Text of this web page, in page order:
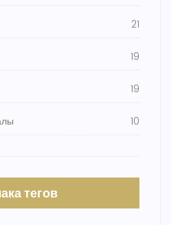
21
19
19
10
тегов